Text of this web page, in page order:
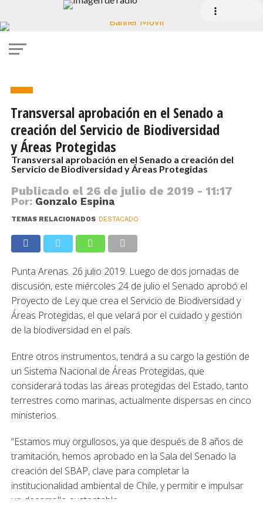
Noticias
Transversal aprobación en el Senado a
creación del Servicio de Biodiversidad
y Áreas Protegidas
Transversal aprobación en el Senado a creación del
Servicio de Biodiversidad y Áreas Protegidas
Publicado el 26 de julio de 2019 - 11:17
Por: Gonzalo Espina
TEMAS RELACIONADOS DESTACADO
Punta Arenas. 26 julio 2019. Luego de dos jornadas de
discusión, este miércoles 24 de julio el Senado aprobó el
Proyecto de Ley que crea el Servicio de Biodiversidad y
Áreas Protegidas, el que velará por el cuidado y gestión
de la biodiversidad en el país.
Entre otros instrumentos, tendrá a su cargo la gestión de
un Sistema Nacional de Áreas Protegidas, que
considerará todas las áreas protegidas del Estado, tanto
terrestres como marinas, actualmente dispersas en cinco
ministerios.
“Estamos muy orgullosos, ya que después de 8 años de
tramitación, hemos aprobado en la Sala del Senado la
creación del SBAP, clave para completar la
institucionalidad ambiental de Chile, y permitir e impulsar
un desarrollo sustentable.